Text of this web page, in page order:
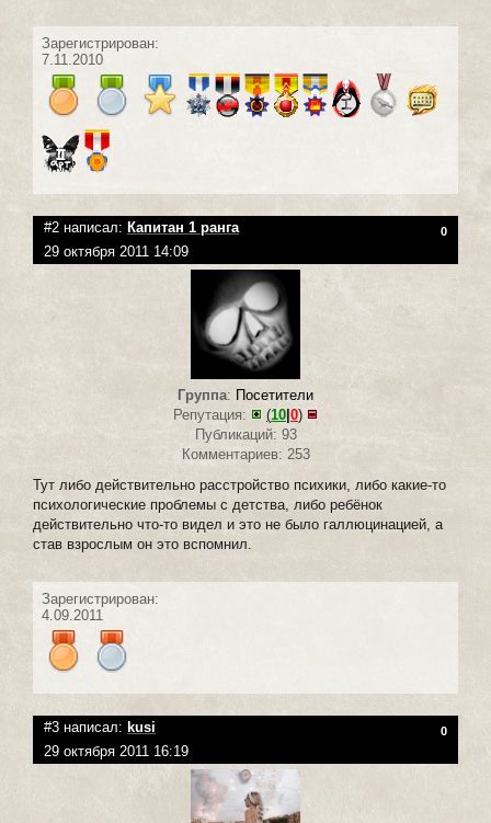
Зарегистрирован:
7.11.2010
#2 написал: Капитан 1 ранга 0
29 октября 2011 14:09
Группа: Посетители
Репутация:
(10 0)
Публикаций: 93
Комментариев: 253
Тут либо действительно расстройство психики, либо какие-то
психологические проблемы с детства, либо ребёнок
действительно что-то видел и это не было галлюцинацией, а
став взрослым он это вспомнил.
Зарегистрирован:
4.09.2011
#3 написал: kusi 0
29 октября 2011 16:19